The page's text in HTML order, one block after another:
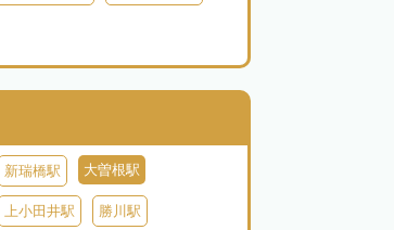
新瑞橋駅 大曽根駅
上小田井駅 勝川駅